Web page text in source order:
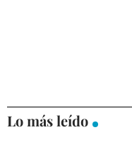
Lo más leído